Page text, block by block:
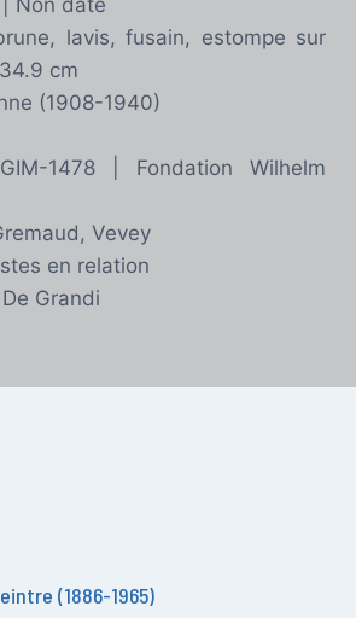
Non daté
lavis, fusain, estompe sur
cm
(1908-1940)
1478 | Fondation Wilhelm
Vevey
en relation
Grandi
(1886-1965)